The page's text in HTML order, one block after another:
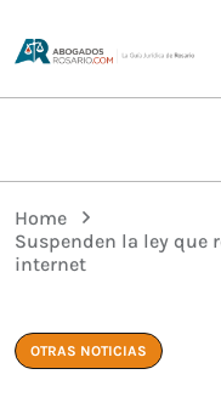
Home
Suspenden la ley que
internet
OTRAS NOTICIAS